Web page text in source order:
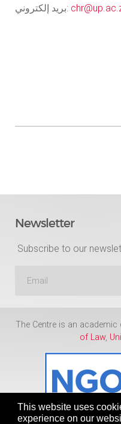
This website uses
experience on our
بريد إلكتروني:
Newsletter
Subscribe to our
The Centre is an academic
of Law,